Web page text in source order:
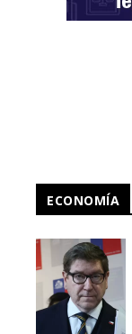
ECONOMÍA